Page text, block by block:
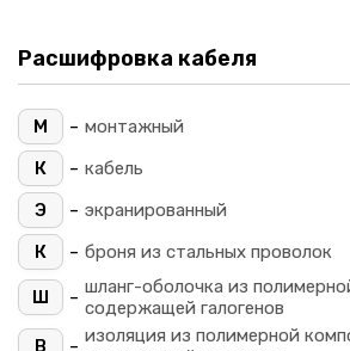
Расшифровка кабеля
М - монтажный
К
- кабель
Э
- экранированный
К
- броня из стальных проволок
Ш - шланг-оболочка из
содержащей галогенов
В
- изоляция из полимерной